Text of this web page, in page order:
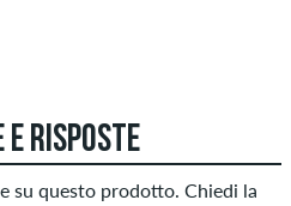
E RISPOSTE
su questo prodotto. Chiedi la